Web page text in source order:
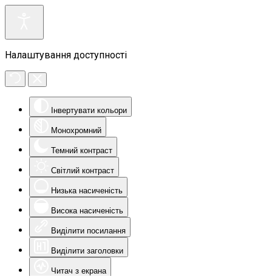
Налаштування доступності
Інвертувати кольори
Монохромний
Темний контраст
Світлий контраст
Низька насиченість
Висока насиченість
Виділити посилання
Виділити заголовки
Читач з екрана